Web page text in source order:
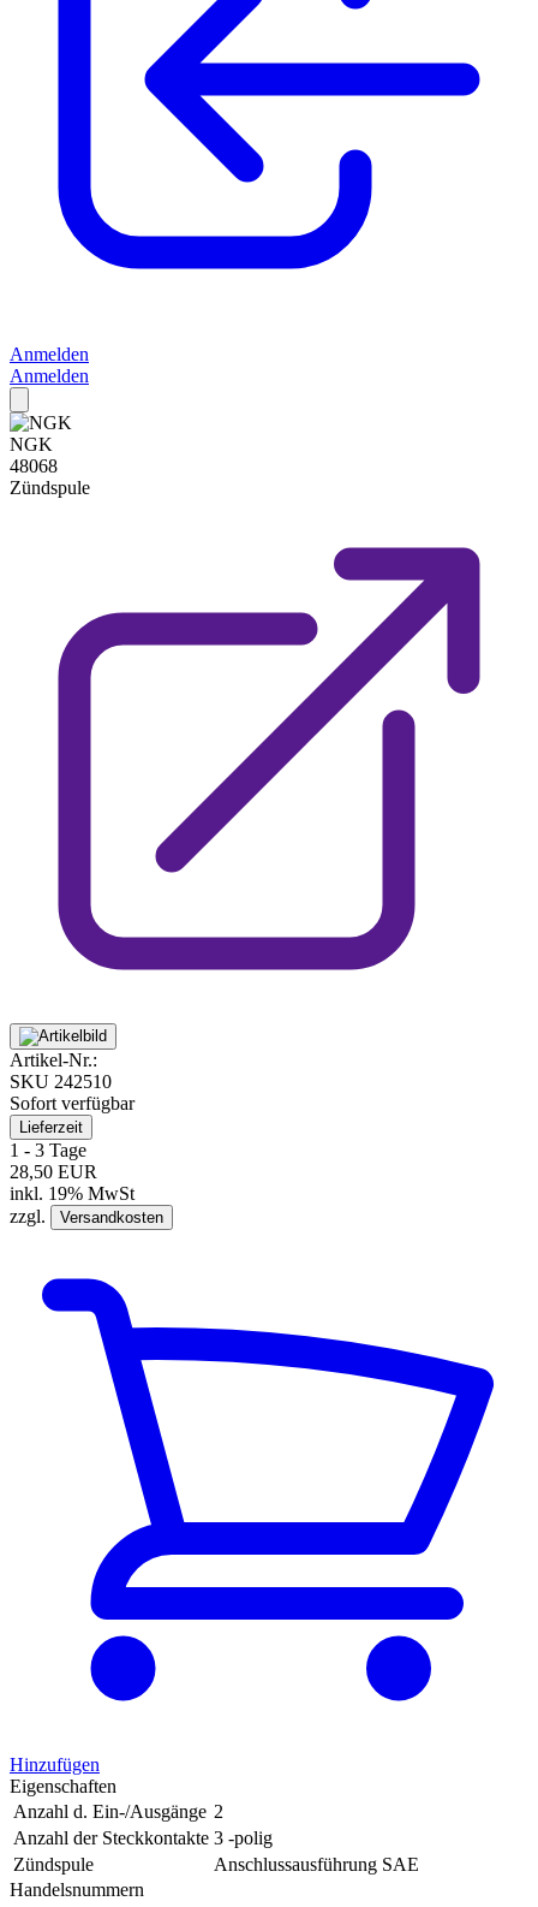
Anmelden
Anmelden
NGK
48068
Zündspule
Artikel-Nr.:
SKU 242510
Sofort verfügbar
Lieferzeit
1 - 3 Tage
28,50 EUR
inkl. 19% MwSt
zzgl.
Versandkosten
Hinzufügen
Eigenschaften
Anzahl d. Ein-/Ausgänge 2
Anzahl der Steckkontakte 3 -polig
Zündspule
Anschlussausführung SAE
Handelsnummern